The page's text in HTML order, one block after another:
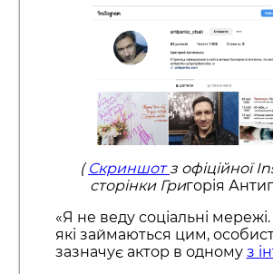
(Скриншотз офіційної
сторінки Григорія
«Я не веду соціальні
які займаються цим,
зазначує актор в одному з